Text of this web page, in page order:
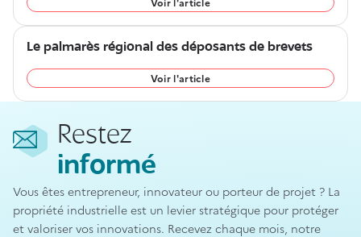
Le palmarès régional des déposants de brevets
Voir l'article
Restez
informé
Vous êtes entrepreneur, innovateur ou porteur de projet ? La
propriété industrielle est un levier stratégique pour protéger
et valoriser vos innovations. Recevez chaque mois, notre